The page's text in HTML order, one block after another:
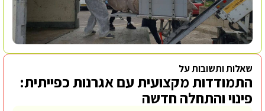
שאלות ותשובות על
התמודדות מקצועית עם אגרנות כפייתית:
פינוי והתחלה חדשה